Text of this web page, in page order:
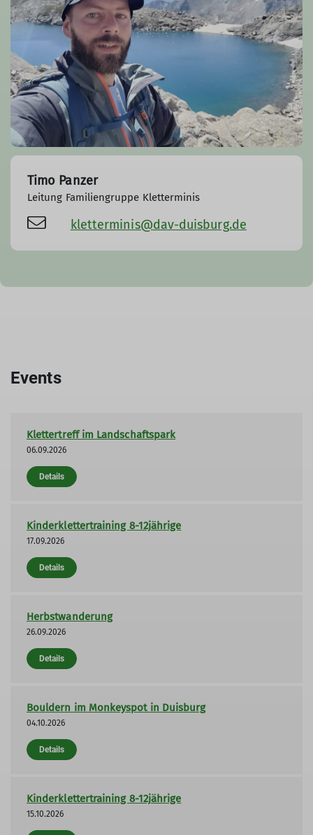
Timo Panzer
Leitung Familiengruppe Kletterminis
kletterminis@dav-duisburg.de
Events
Klettertreff im Landschaftspark
06.09.2026
Details
Kinderklettertraining 8-12jährige
17.09.2026
Details
Herbstwanderung
26.09.2026
Details
Bouldern im Monkeyspot in Duisburg
04.10.2026
Details
Kinderklettertraining 8-12jährige
15.10.2026